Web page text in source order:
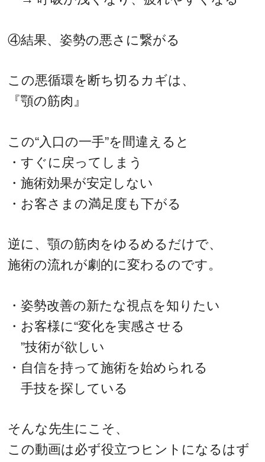
④結果、姿勢の悪さに繋がる
この悪循環を断ち切るカギは、
『顎の筋肉』
この“入口の一手”を間違えると
・すぐに戻ってしまう
・施術効果が安定しない
・お客さまの満足度も下がる
逆に、顎の筋肉をゆるめるだけで、
施術の流れが劇的に変わるのです。
・姿勢改善の新たな視点を知りたい
・お客様に“変化を実感させる
”技術が欲しい
・自信を持って施術を始められる
手技を探している
そんな先生にこそ、
この動画は必ず役立つヒントになるはず